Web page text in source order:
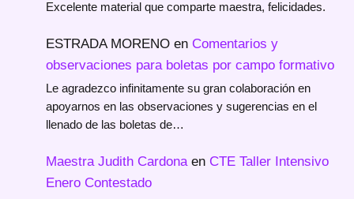
Excelente material que comparte maestra, felicidades.
ESTRADA MORENO en Comentarios y
observaciones para boletas por campo formativo
Le agradezco infinitamente su gran colaboración en
apoyarnos en las observaciones y sugerencias en el
llenado de las boletas de…
Maestra Judith Cardonaen CTE Taller Intensivo
Enero Contestado